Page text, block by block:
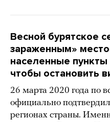
Весной бурятское
зараженным»
населенные
чтобы остановить
26 марта 2020 года по
официально
регионах страны.